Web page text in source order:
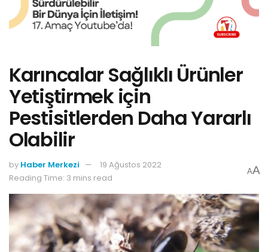
Karıncalar Sağlıklı Ürünler
Yetiştirmek için
Pestisitlerden Daha Yararlı
Olabilir
by Haber Merkezi
19 Ağustos 2022
Reading Time: 3 mins read
AA